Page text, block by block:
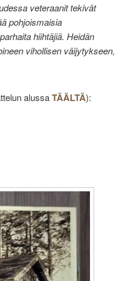
veteraanit tekivät
pohjoismaisia
hiihtäjiä. Heidän
vihollisen väijytykseen,
alussaTÄÄLTÄ):